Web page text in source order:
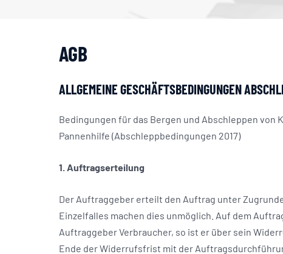
AGB
ALLGEMEINE GESCHÄFTSBEDINGUNGEN
Bedingungen für das Bergen und Abschleppen von
Pannenhilfe (Abschleppbedingungen 2017)
1. Auftragserteilung
Der Auftraggeber erteilt den Auftrag unter
Einzelfalles machen dies unmöglich. Auf dem
Auftraggeber Verbraucher, so ist er über sein
Ende der Widerrufsfrist mit der